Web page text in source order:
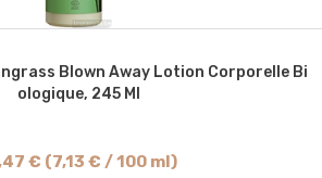
Blown Away Lotion Corporelle Bi
Ologique, 245 Ml
€ (7,13 € / 100 ml)